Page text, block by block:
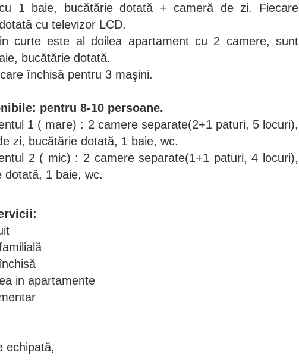
1 baie, bucătărie dotată + cameră de zi. Fiecare
cu televizor LCD.
curte este al doilea apartament cu 2 camere, sunt
bucătărie dotată.
închisă pentru 3 maşini.
pentru 8-10 persoane.
1 ( mare) : 2 camere separate(2+1 paturi, 5 locuri),
zi, bucătărie dotată, 1 baie, wc.
2 ( mic) : 2 camere separate(1+1 paturi, 4 locuri),
dotată, 1 baie, wc.
in apartamente
echipată,